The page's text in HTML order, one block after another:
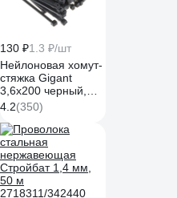
130 ₽1.3 ₽/шт
Нейлоновая хомут-
стяжка Gigant
3,6х200 черный,
100 шт G/1/4
4.2(350)